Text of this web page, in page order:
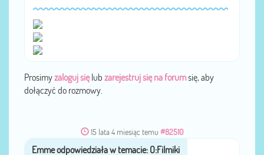
Prosimyzaloguj sięlub zarejestruj się na forumsię, aby
dołączyć do rozmowy.
15 lata 4 miesiąc temu #82510
przezEmme